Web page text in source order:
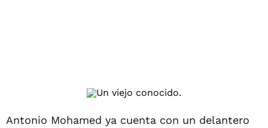
Antonio Mohamed ya cuenta con un delantero